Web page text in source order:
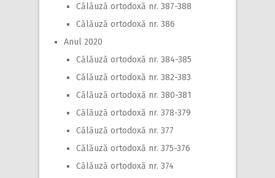
Călăuză ortodoxă nr. 387-388
Călăuză ortodoxă nr. 386
Anul 2020
Călăuză ortodoxă nr. 384-385
Călăuză ortodoxă nr. 382-383
Călăuză ortodoxă nr. 380-381
Călăuză ortodoxă nr. 378-379
Călăuză ortodoxă nr. 377
Călăuză ortodoxă nr. 375-376
Călăuză ortodoxă nr. 374